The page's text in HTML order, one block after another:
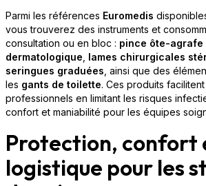
Parmi les références Euromedis
vous trouverez des instruments et
consultation ou en bloc : pince ôte-agrafe
dermatologique lames chirurgicales
seringues graduées , ainsi que des
les gants de toilette. Ces produits
professionnels en limitant les risques
confort et maniabilité pour les équipes
Protection, confort
logistique pour les